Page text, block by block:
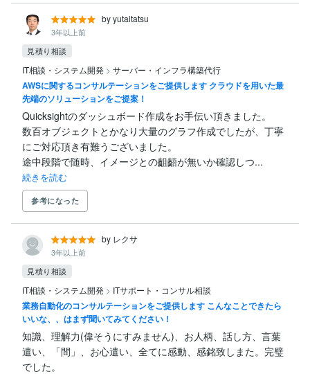
by yutaitatsu
3年以上前
見積り相談
IT相談・システム開発 > サーバー・インフラ構築代行
AWSに関するコンサルテーションをご提供します クラウドを用いた最
先端のソリューションをご提案！
Quicksightのダッシュボード作成をお手伝い頂きました。
数百オブジェクトとかなり大量のグラフ作成でしたが、丁寧
にご対応頂き有難うございました。
途中段階で随時、イメージとの齟齬が無いか確認しつ...
続きを読む
参考になった
by レクサ
3年以上前
見積り相談
IT相談・システム開発 > ITサポート・コンサル相談
業務自動化のコンサルテーションをご提供します こんなことできたら
いいな、、はまず聞いてみてください！
知識、理解力(偉そうにすみません)、お人柄、話し方、言葉
遣い、「間」、お心遣い、全てに感動、感銘致しまた。完璧
でした。